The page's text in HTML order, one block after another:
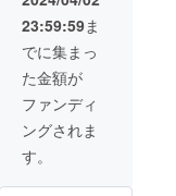
作成す
るにあ
たり ご
本人
様・ご
家族・
ペット
等の画
出来る
23:59:59ま
でに集まっ
た金額が
ファンディ
ングされま
す。